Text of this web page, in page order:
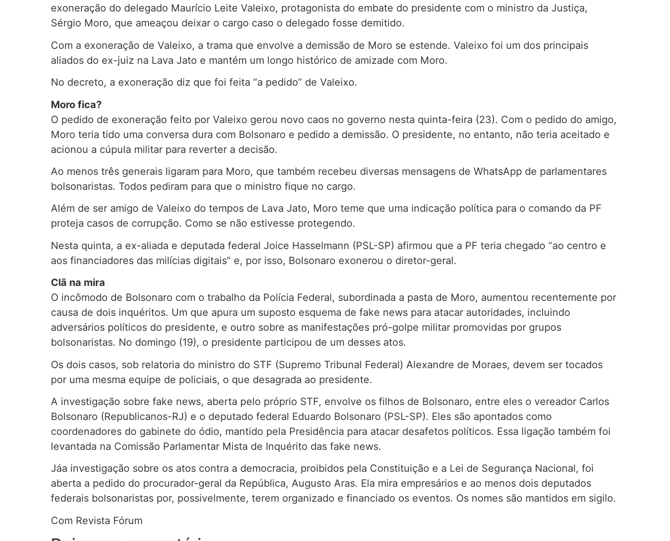
exoneração do delegado Maurício Leite Valeixo, protagonista do embate do presidente com o ministro da Justiça,
Sérgio Moro, que ameaçou deixar o cargo caso o delegado fosse demitido.
Com a exoneração de Valeixo, a trama que envolve a demissão de Moro se estende. Valeixo foi um dos principais
aliados do ex-juiz na Lava Jato e mantém um longo histórico de amizade com Moro.
No decreto, a exoneração diz que foi feita “a pedido” de Valeixo.
Moro fica?
O pedido de exoneração feito por Valeixo gerou novo caos no governo nesta quinta-feira (23). Com o pedido do amigo,
Moro teria tido uma conversa dura com Bolsonaro e pedido a demissão. O presidente, no entanto, não teria aceitado e
acionou a cúpula militar para reverter a decisão.
Ao menos três generais ligaram para Moro, que também recebeu diversas mensagens de WhatsApp de parlamentares
bolsonaristas. Todos pediram para que o ministro fique no cargo.
Além de ser amigo de Valeixo do tempos de Lava Jato, Moro teme que uma indicação política para o comando da PF
proteja casos de corrupção. Como se não estivesse protegendo.
Nesta quinta, a ex-aliada e deputada federal Joice Hasselmann (PSL-SP) afirmou que a PF teria chegado “ao centro e
aos financiadores das milícias digitais” e, por isso, Bolsonaro exonerou o diretor-geral.
Clã na mira
O incômodo de Bolsonaro com o trabalho da Polícia Federal, subordinada a pasta de Moro, aumentou recentemente por
causa de dois inquéritos. Um que apura um suposto esquema de fake news para atacar autoridades, incluindo
adversários políticos do presidente, e outro sobre as manifestações pró-golpe militar promovidas por grupos
bolsonaristas. No domingo (19), o presidente participou de um desses atos.
Os dois casos, sob relatoria do ministro do STF (Supremo Tribunal Federal) Alexandre de Moraes, devem ser tocados
por uma mesma equipe de policiais, o que desagrada ao presidente.
A investigação sobre fake news, aberta pelo próprio STF, envolve os filhos de Bolsonaro, entre eles o vereador Carlos
Bolsonaro (Republicanos-RJ) e o deputado federal Eduardo Bolsonaro (PSL-SP). Eles são apontados como
coordenadores do gabinete do ódio, mantido pela Presidência para atacar desafetos políticos. Essa ligação também foi
levantada na Comissão Parlamentar Mista de Inquérito das fake news.
Jáa investigação sobre os atos contra a democracia, proibidos pela Constituição e a Lei de Segurança Nacional, foi
aberta a pedido do procurador-geral da República, Augusto Aras. Ela mira empresários e ao menos dois deputados
federais bolsonaristas por, possivelmente, terem organizado e financiado os eventos. Os nomes são mantidos em sigilo.
Com Revista Fórum